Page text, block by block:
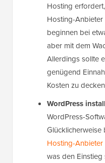
Hosting
Hosting-Anbieter
beginnen bei
aber mit dem
Allerdings sollte
genügend
Kosten zu
WordPress
WordPress-
Glücklicherweise
Hosting-Anbieter
was den Einstieg